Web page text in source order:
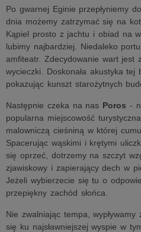
Po gwarnej Eginie przepłyniemy do
dnia możemy zatrzymać się na
Kąpiel prosto z jachtu i obiad na
lubimy najbardziej. Niedaleko
amfiteatr. Zdecydowanie wart jest
wycieczki. Doskonała akustyka
pokazując kunszt starożytnych
Następnie czeka na nas Poros -
popularna miejscowość
malowniczą cieśniną w której
Spacerując wąskimi i krętymi
się oprzeć, dotrzemy na szczyt
zjawiskowy i zapierający dech w
Jeżeli wybierzecie się tu o
przepiękny zachód słońca.
Nie zwalniając tempa,
się ku najsławniejszej wyspie w